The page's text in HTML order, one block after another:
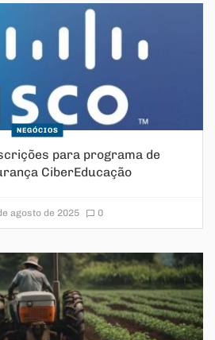
NEGÓCIOS
para programa de
CiberEducação
agosto de 2025 0